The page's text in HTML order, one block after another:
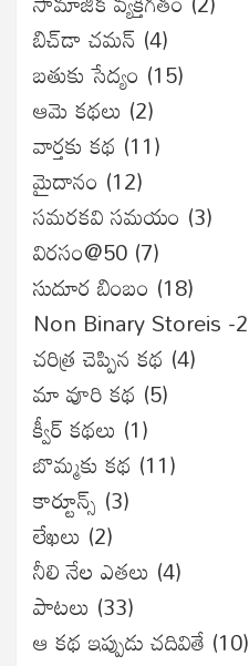
బిచ్‌డా చమన్ (4)
బతుకు సేద్యం (15)
ఆమె కథలు (2)
వార్తకు కథ (11)
మైదానం (12)
సమరకవి సమయం (3)
విరసం@50 (7)
సుదూర బింబం (18)
Non Binary Storeis -2
చరిత్ర చెప్పిన కథ (4)
మా వూరి కథ (5)
క్వీర్ కథలు (1)
బొమ్మకు కథ (11)
కార్టూన్స్ (3)
లేఖలు (2)
నీలి నేల ఎతలు (4)
పాటలు (33)
ఆ కథ ఇప్పుడు చదివితే (10)